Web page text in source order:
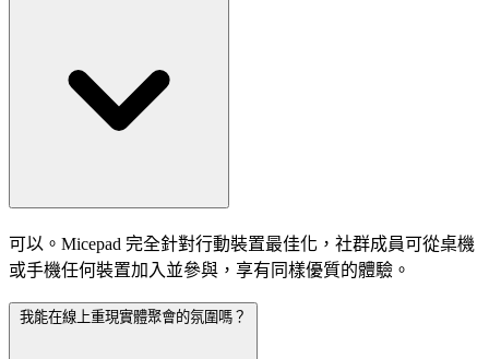
可以。Micepad 完全針對行動裝置最佳化，社群成員可從桌機
或手機任何裝置加入並參與，享有同樣優質的體驗。
我能在線上重現實體聚會的氛圍嗎？